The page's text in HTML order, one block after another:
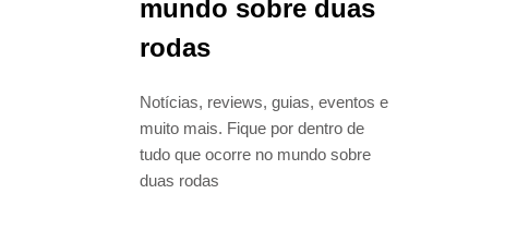
mundo sobre duas
rodas
Notícias, reviews, guias, eventos e
muito mais. Fique por dentro de
tudo que ocorre no mundo sobre
duas rodas